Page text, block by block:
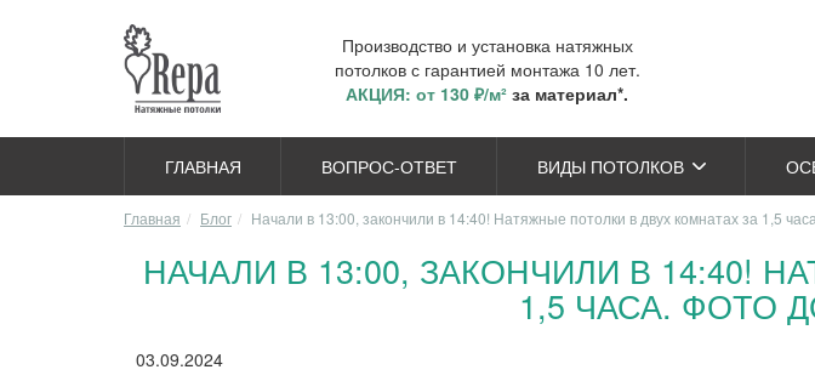
Производство и установка натяжных
потолков с гарантией монтажа 10 лет.
АКЦИЯ: от 130 ₽/м² за материал*.
ГЛАВНАЯ ВОПРОС-ОТВЕТ ВИДЫ ПОТОЛКОВ
Главная Блог Начали в 13:00, закончили в 14:40! Натяжные потолки в двух комнатах за 1,5
НАЧАЛИ В 13:00, ЗАКОНЧИЛИ В 14:40!
1,5 ЧАСА. ФОТО
03.09.2024